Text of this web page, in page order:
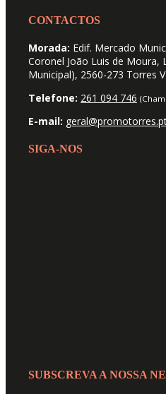
CONTACTOS
Morada: Edif. Mercado
Coronel João Luis de Moura,
Municipal), 2560-273 Torres
Telefone: 261 094 746
E-mail:
SIGA-NOS
SUBSCREVA A NOSSA